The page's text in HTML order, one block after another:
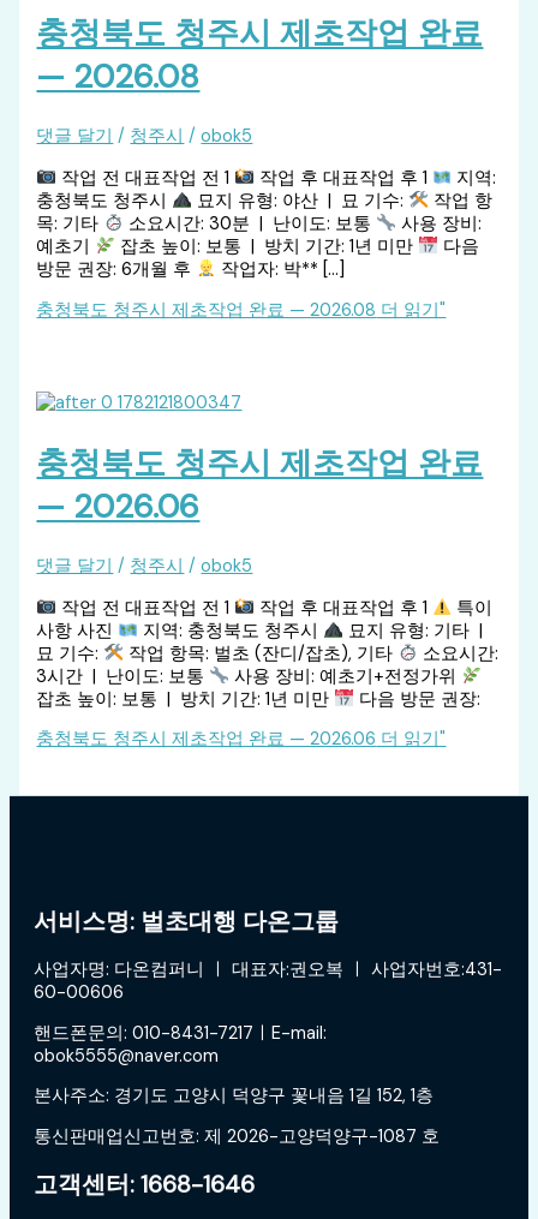
충청북도 청주시 제초작업 완료
— 2026.08
댓글 달기 / 청주시 /obok5
작업 전 대표작업 전 1
작업 후 대표작업 후 1
지역:
충청북도 청주시
묘지 유형: 야산 | 묘 기수:
작업 항
목: 기타
소요시간: 30분 | 난이도: 보통
사용 장비:
예초기
잡초 높이: 보통 | 방치 기간: 1년 미만
다음
방문 권장: 6개월 후
작업자: 박** […]
충청북도 청주시 제초작업 완료 — 2026.08 더 읽기"
충청북도 청주시 제초작업 완료
— 2026.06
댓글 달기 / 청주시 /obok5
작업 전 대표작업 전 1
작업 후 대표작업 후 1
특이
사항 사진
지역: 충청북도 청주시
묘지 유형: 기타 |
묘 기수:
작업 항목: 벌초 (잔디/잡초), 기타
소요시간:
3시간 | 난이도: 보통
사용 장비: 예초기+전정가위
잡초 높이: 보통 | 방치 기간: 1년 미만
다음 방문 권장:
충청북도 청주시 제초작업 완료 — 2026.06 더 읽기"
서비스명: 벌초대행 다온그룹
사업자명: 다온컴퍼니 ㅣ 대표자:권오복 ㅣ 사업자번호:431-
60-00606
핸드폰문의: 010-8431-7217ㅣE-mail:
obok5555@naver.com
본사주소: 경기도 고양시 덕양구 꽃내음 1길 152, 1층
통신판매업신고번호: 제 2026-고양덕양구-1087 호
고객센터: 1668-1646